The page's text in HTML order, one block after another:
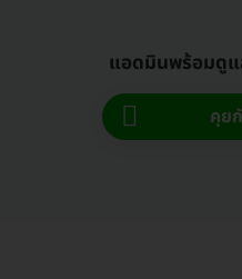
แอดมินพร้อมดู
คุย